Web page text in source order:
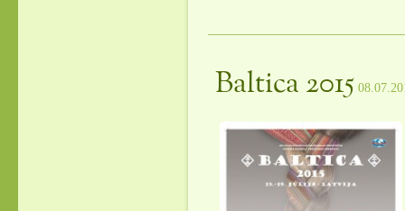
Baltica 2015